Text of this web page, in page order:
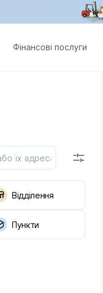
Фінансові послуги
Відділення
Пункти